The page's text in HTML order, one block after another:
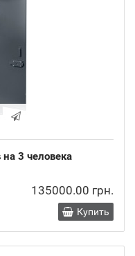
3 человека
135000.00 грн.
Купить